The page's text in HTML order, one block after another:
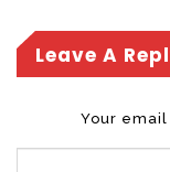
Leave A
Your